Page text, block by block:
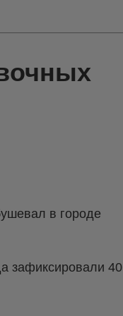
в городе
зафиксировали 40